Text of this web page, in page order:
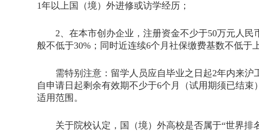
1年以上国（境）外进修或访学经历；
2、在本市创办企业，注册资金不少于50万元人民
般不低于30%；同时近连续6个月社保缴费基数不低于
需特别注意：留学人员应自毕业之日起2年内来沪
自申请日起剩余有效期不少于6个月（试用期须已结
适用范围。
关于院校认定，国（境）外高校是否属于“世界排